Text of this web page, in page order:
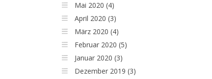
Mai 2020 (4)
April 2020 (3)
März 2020 (4)
Februar 2020 (5)
Januar 2020 (3)
Dezember 2019 (3)